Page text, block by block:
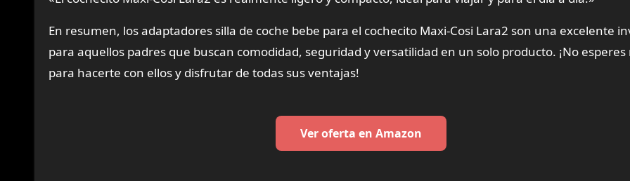
En resumen, los adaptadores silla de coche bebe para el cochecito Maxi-Cosi Lara2 son una excelente
para aquellos padres que buscan comodidad, seguridad y versatilidad en un solo producto. ¡No esperes
para hacerte con ellos y disfrutar de todas sus ventajas!
Ver oferta en Amazon